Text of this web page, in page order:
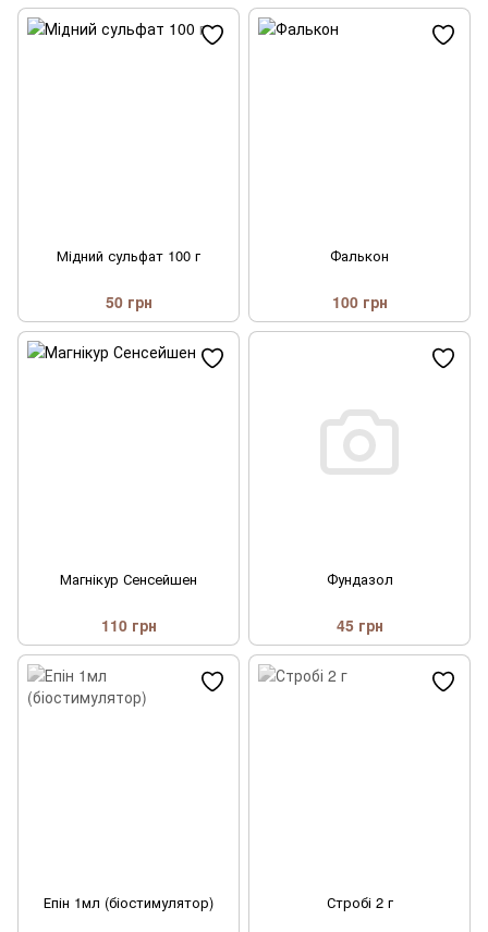
Мідний сульфат 100 г
50 грн
Фалькон
100 грн
Магнікур Сенсейшен
110 грн
Фундазол
45 грн
Епін 1мл (біостимулятор) Стробі 2 г